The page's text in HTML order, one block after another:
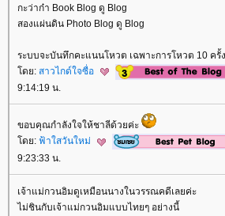
กะว่าก๋า Book Blog ดู Blog
สองแผ่นดิน Photo Blog ดู Blog
ระบบจะบันทึกคะแนนโหวต เฉพาะการโหวต 10 ค
ดย: สาวไกด์ใจซื่อ
9:14:19 น.
ขอบคุณกำลังใจให้ชาลีด้วยค่ะ
ดย: ฟ้าใสวันใหม่
9:23:33 น.
เจ้าแม่กวนอิมดูเหมือนนางในวรรณคดีเลยค่ะ
ไม่ชินกับเจ้าแม่กวนอิมแบบไทยๆ อย่างนี้